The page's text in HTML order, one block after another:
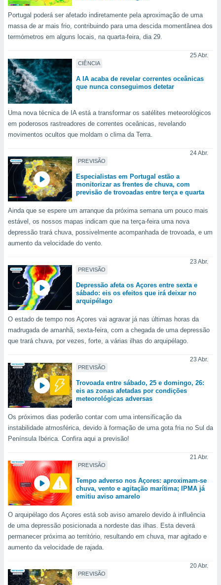
através
estudos
1199
Portugal poderá ser afetado indiretamente pela aproximação de uma
massa de ar mais frio, contribuindo para uma descida momentânea dos
termómetros em alguns locais, na quarta-feira, dia 29.
CIÊNCIA
25 Abr.
A IA acaba de revelar correntes oceânicas
que nunca conseguimos detetar
Uma nova técnica de IA está a transformar os satélites meteorológicos
em poderosos rastreadores de correntes oceânicas, revelando
movimentos ocultos que moldam o clima da Terra.
PREVISÃO
24 Abr.
Especialistas em Portugal estão a
monitorizar as frentes de chuva, com
previsão de trovoadas entre terça e quarta
Ainda que se espere um arranque da próxima semana um pouco mais
estável, os nossos mapas indicam que na terça-feira uma nova
depressão trará chuva, possivelmente acompanhada de trovoada, e um
aumento da velocidade do vento.
PREVISÃO
23 Abr.
Depressão afeta os Açores entre sexta e
sábado: eis os efeitos que irá deixar no
arquipélago
O estado de tempo nos Açores vai agravar já nas últimas horas da
madrugada de amanhã, sexta-feira, com a chegada de uma depressão
que trará chuva, por vezes, forte, a várias ilhas do arquipélago.
PREVISÃO
23 Abr.
Trovoada entre sábado, 25 e domingo, 26:
eis as zonas afetadas por condições
meteorológicas adversas
Os próximos dias poderão contar com uma intensificação da
instabilidade atmosférica, devido à formação de uma gota fria no Sul da
Península Ibérica. Confira aqui a previsão!
PREVISÃO
21 Abr.
Tempo adverso nos Açores: aproximam-se
chuva, vento e agitação marítima; IPMA já
emitiu aviso amarelo
O arquipélago dos Açores está sob aviso amarelo devido à influência
de uma depressão posicionada a nordeste das ilhas. Esta deverá
permanecer próxima ao território, resultando em chuva, mar agitado e
aumento da velocidade de rajada.
PREVISÃO
20 Abr.